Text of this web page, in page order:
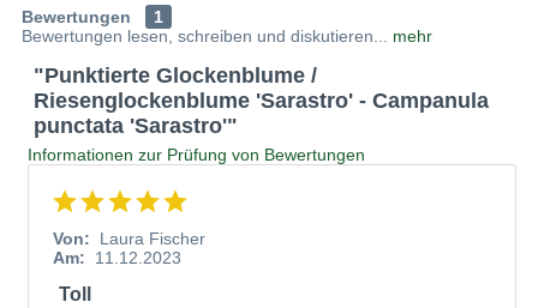
Nesselsblättrigen Glockenblume (Campanula trachelium)
und der Japanischen Punktierten Glockenblume
(Campanula punctata var. hondoensis). Die Sorte
'Sarastro' wurde in der gleichnamigen Staudengärtnerei in
Österreich selektiert und hat sich seitdem als eine der
attraktivsten Glockenblumen für Rabatten und Beete
etabliert. Mit ihrem aufrechten, horstigen Wuchs erreicht
mit einer beeindruckenden Nachblüte im September und
Bewertungen
1
Bewertungen lesen, schreiben und diskutieren...
mehr
"Punktierte Glockenblume /
Riesenglockenblume 'Sarastro' - Campanula
punctata 'Sarastro'"
Informationen zur Prüfung von Bewertungen
Von:
Laura Fischer
Am:
11.12.2023
Toll